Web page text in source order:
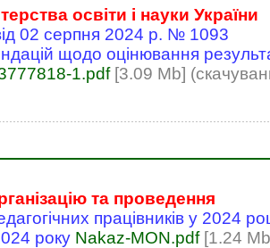
освіти і науки України
02 серпня 2024 р. № 1093
щодо оцінювання
1.pdf[3.09 Mb]
та проведення
працівників у 2024
року Nakaz-MON.pdf[1.24